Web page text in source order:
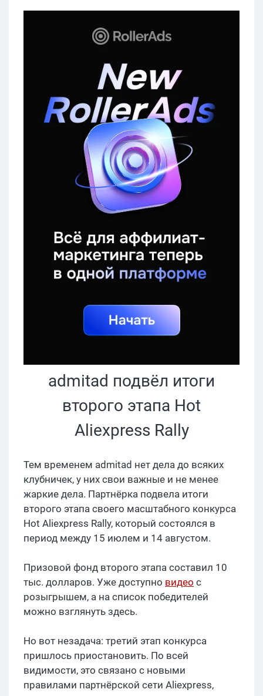
admitad подвёл итоги
второго этапа Hot
Aliexpress Rally
Тем временем admitad нет дела до всяких
клубничек, у них свои важные и не менее
жаркие дела. Партнёрка подвела итоги
второго этапа своего масштабного конкурса
Hot Aliexpress Rally, который состоялся в
период между 15 июлем и 14 августом.
Призовой фонд второго этапа составил 10
тыс. долларов. Уже доступно видео с
розыгрышем, а на список победителей
можно взглянуть здесь.
Но вот незадача: третий этап конкурса
пришлось приостановить. По всей
видимости, это связано с новыми
правилами партнёрской сети Aliexpress,